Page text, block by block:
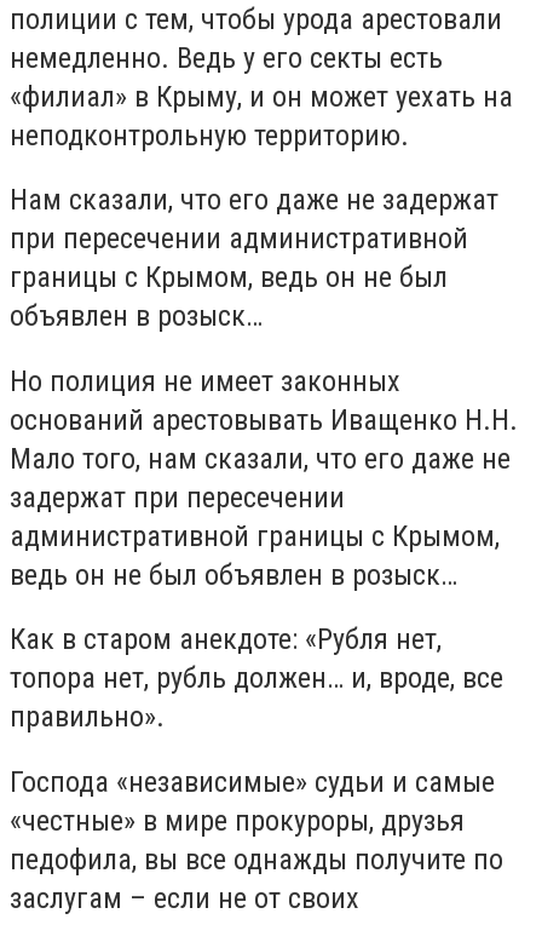
полиции с тем, чтобы урода арестовали
немедленно. Ведь у его секты есть
«филиал» в Крыму, и он может уехать на
неподконтрольную территорию.
Нам сказали, что его даже не задержат
при пересечении административной
границы с Крымом, ведь он не был
объявлен в розыск…
Но полиция не имеет законных
оснований арестовывать Иващенко Н.Н.
Мало того, нам сказали, что его даже не
задержат при пересечении
административной границы с Крымом,
ведь он не был объявлен в розыск…
Как в старом анекдоте: «Рубля нет,
топора нет, рубль должен… и, вроде, все
правильно».
Господа «независимые» судьи и самые
«честные» в мире прокуроры, друзья
педофила, вы все однажды получите по
заслугам – если не от своих